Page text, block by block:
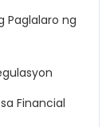
Paglalaro ng
Financial